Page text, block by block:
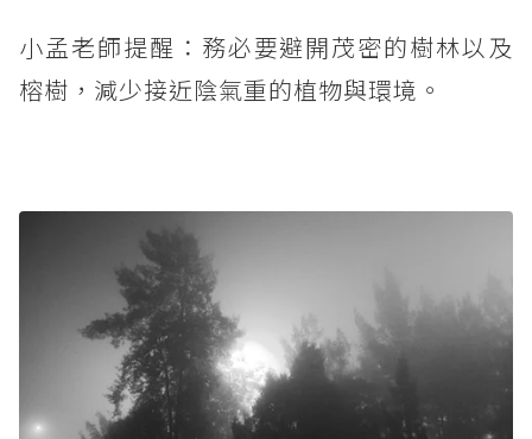
小孟老師提醒：務必要避開茂密的樹林以及
榕樹，減少接近陰氣重的植物與環境。